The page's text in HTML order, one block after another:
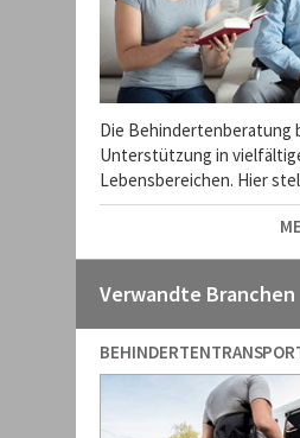
Die Behindertenberatung
Unterstützung in
Lebensbereichen. Hier
Verwandte Branchen